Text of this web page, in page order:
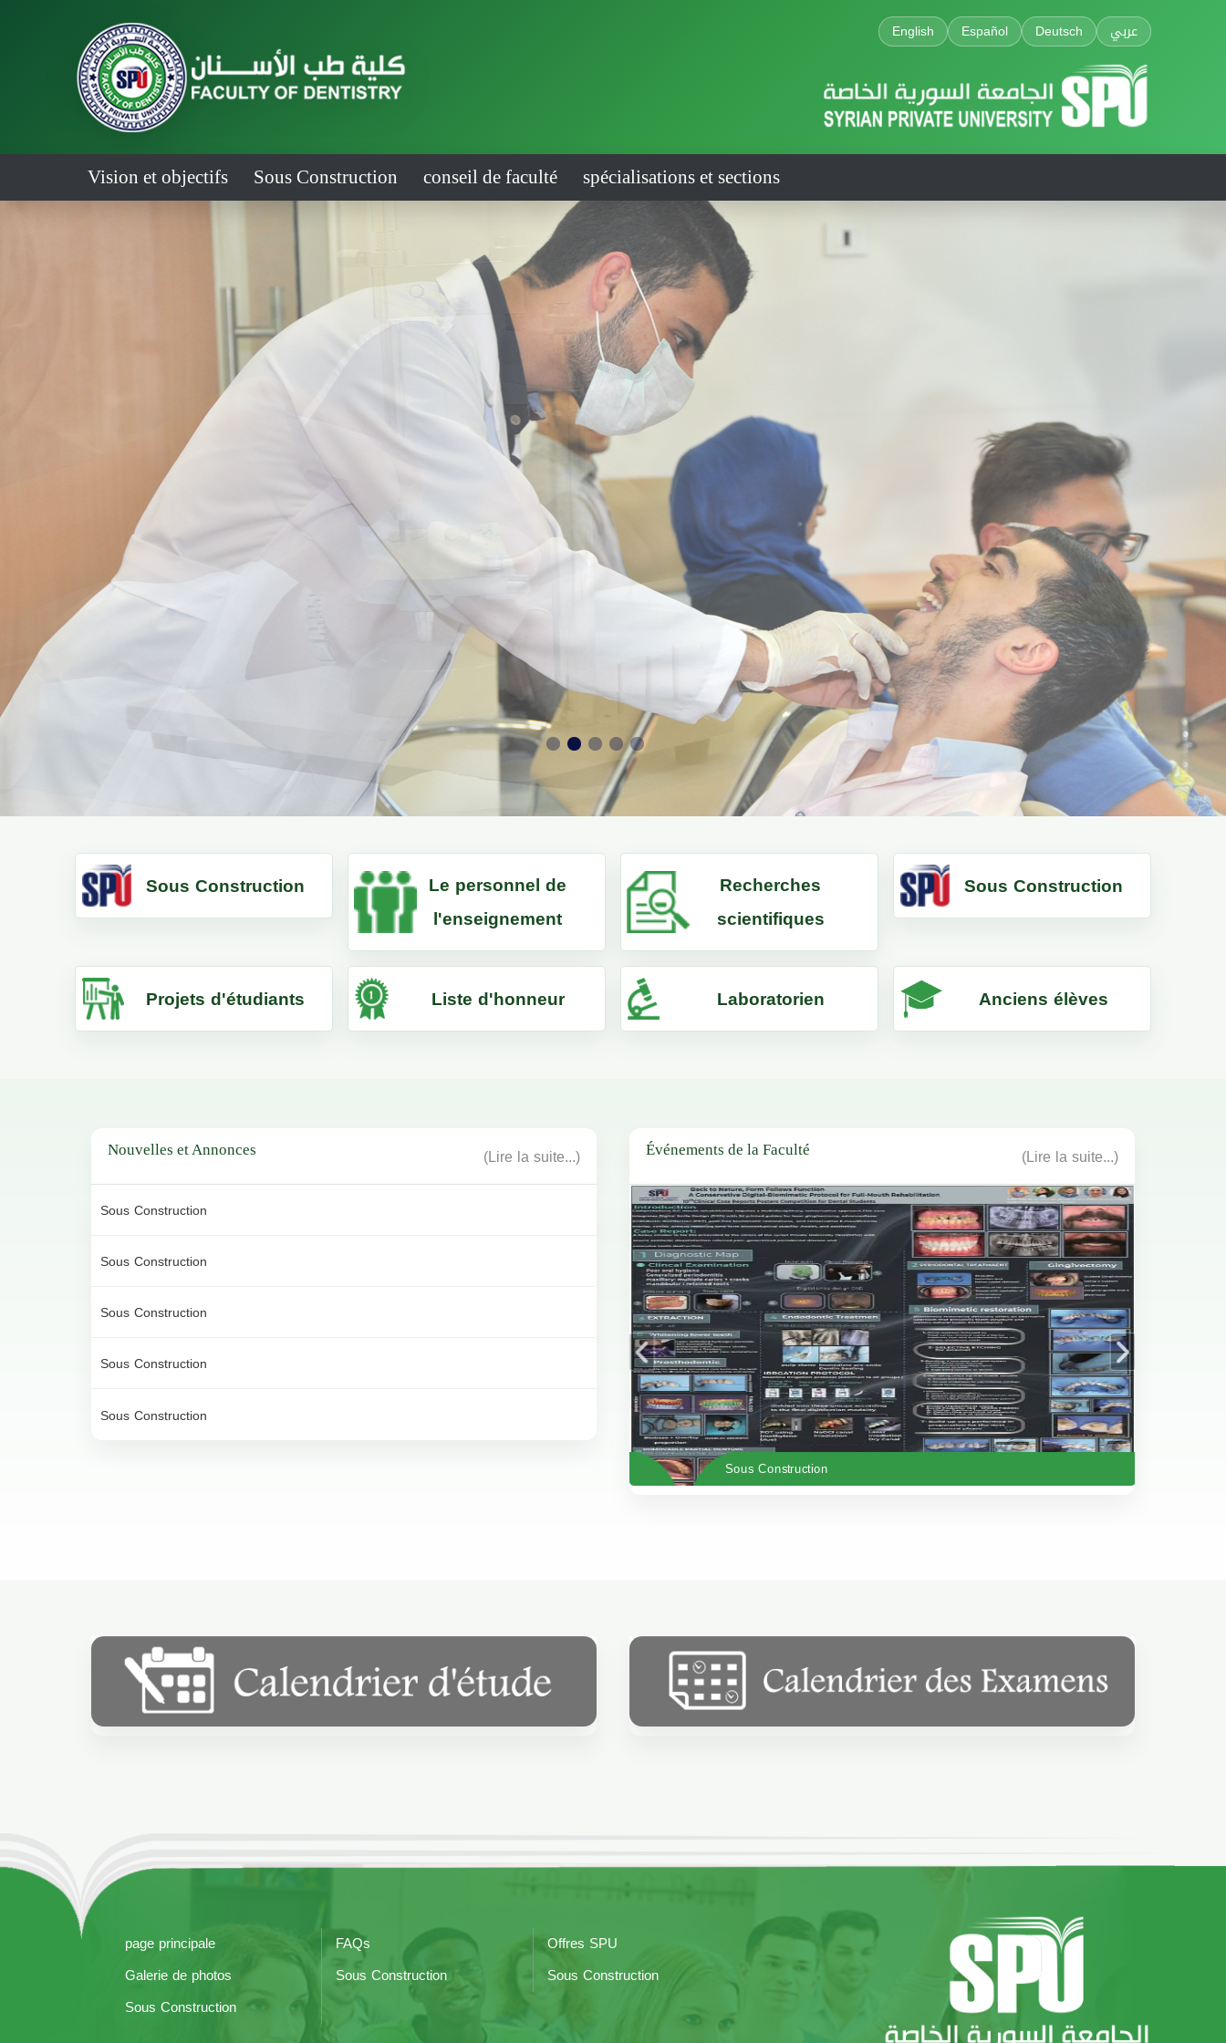
English Español Deutsch عربي
Vision et objectifs Sous Construction conseil de faculté spécialisations et sections
Sous Construction
Le personnel de
l'enseignement
Recherches
scientifiques
Sous Construction
Projets d'étudiants Liste d'honneur Laboratorien Anciens élèves
Nouvelles et Annonces (Lire la suite...)
Sous Construction
Sous Construction
Sous Construction
Sous Construction
Sous Construction
Événements de la Faculté (Lire la suite...)
page principale FAQs
Offres SPU
Galerie de photos
Sous Construction
Sous Construction
Sous Construction